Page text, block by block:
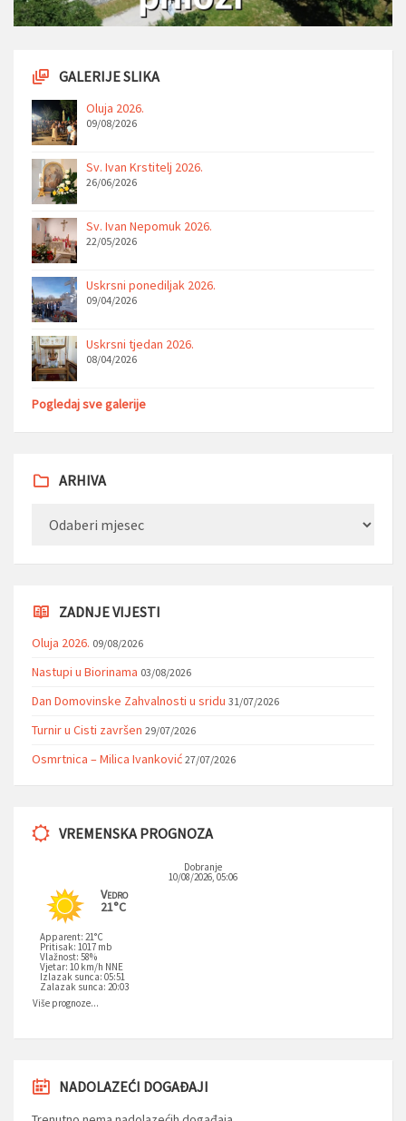
GALERIJE SLIKA
Oluja 2026.
09/08/2026
Sv. Ivan Krstitelj 2026.
26/06/2026
Sv. Ivan Nepomuk 2026.
22/05/2026
Uskrsni ponediljak 2026.
09/04/2026
Uskrsni tjedan 2026.
08/04/2026
Pogledaj sve galerije
ARHIVA
ZADNJE VIJESTI
Oluja 2026. 09/08/2026
Nastupi u Biorinama 03/08/2026
Dan Domovinske Zahvalnosti u sridu 31/07/2026
Turnir u Cisti završen 29/07/2026
Osmrtnica – Milica Ivanković 27/07/2026
VREMENSKA PROGNOZA
Dobranje
10/08/2026, 05:06
Vedro
21°C
Apparent: 21°C
Pritisak: 1017 mb
Vlažnost: 58%
Vjetar: 10 km/h NNE
Izlazak sunca: 05:51
Zalazak sunca: 20:03
Više prognoze...
NADOLAZEĆI DOGAĐAJI